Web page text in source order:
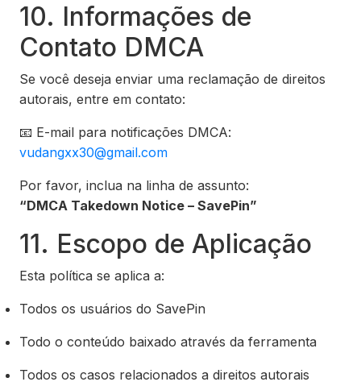
10. Informações de
Contato DMCA
Se você deseja enviar uma reclamação de direitos
autorais, entre em contato:
📧 E-mail para notificações DMCA:
vudangxx30@gmail.com
Por favor, inclua na linha de assunto:
“DMCA Takedown Notice – SavePin”
11. Escopo de Aplicação
Esta política se aplica a:
Todos os usuários do SavePin
Todo o conteúdo baixado através da ferramenta
Todos os casos relacionados a direitos autorais